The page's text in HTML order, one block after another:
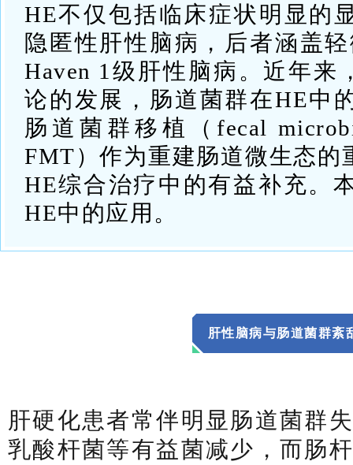
HE不仅包括临床症状明显的
隐匿性肝性脑病，后者涵盖
Haven 1级肝性脑病。近年来
论的发展，肠道菌群在HE中
肠道菌群移植（fecal
FMT）作为重建肠道微生态的
HE综合治疗中的有益补充。
HE中的应用。
肝性脑病与肠道菌群紊
肝硬化患者常伴明显肠道菌群
乳酸杆菌等有益菌减少，而肠